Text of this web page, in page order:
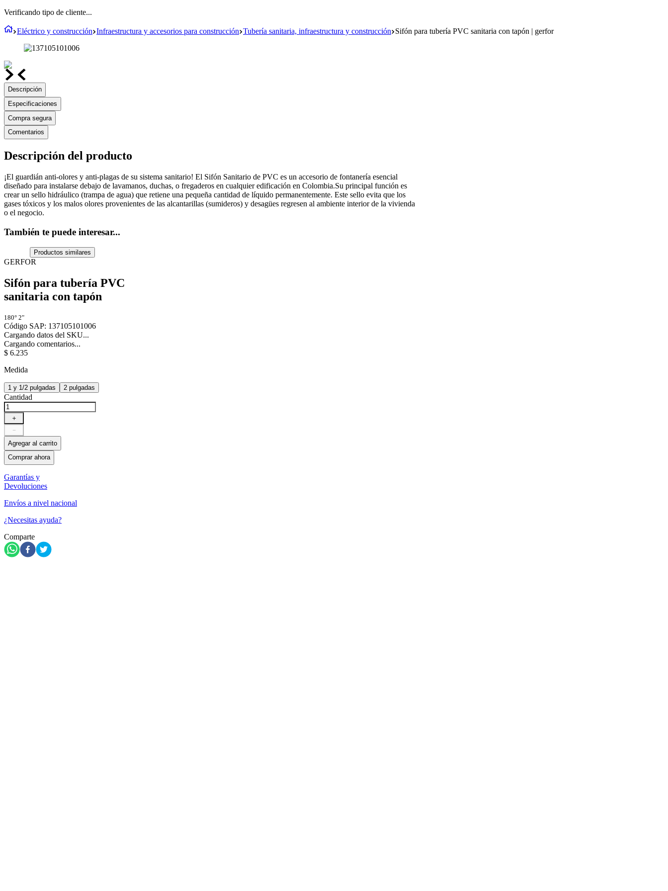
Verificando tipo de cliente...
Eléctrico y construcción Infraestructura y accesorios para construcción Tubería sanitaria, infraestructura y construcción Sifón para tubería PVC sanitaria con tapón | gerfor
Descripción
Especificaciones
Compra segura
Comentarios
Descripción del producto
¡El guardián anti-olores y anti-plagas de su sistema sanitario! El Sifón Sanitario de PVC es un accesorio de fontanería esencial
diseñado para instalarse debajo de lavamanos, duchas, o fregaderos en cualquier edificación en Colombia.Su principal función es
crear un sello hidráulico (trampa de agua) que retiene una pequeña cantidad de líquido permanentemente. Este sello evita que los
gases tóxicos y los malos olores provenientes de las alcantarillas (sumideros) y desagües regresen al ambiente interior de la vivienda
o el negocio.
También te puede interesar...
Productos similares
GERFOR
Sifón para tubería PVC
sanitaria con tapón
180° 2"
Código SAP: 137105101006
Cargando datos del SKU...
Cargando comentarios...
$ 6.235
Medida
1 y 1/2 pulgadas 2 pulgadas
Cantidad
＋
－
Agregar al carrito
Comprar ahora
Garantías y
Devoluciones
Envíos a nivel nacional
¿Necesitas ayuda?
Comparte